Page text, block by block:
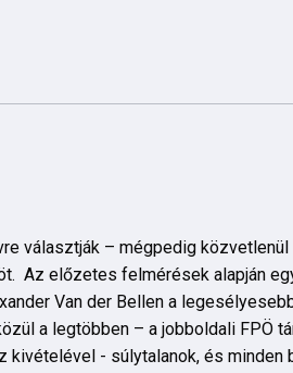
választják – mégpedig
Az előzetes felmérések alapján
Van der Bellen a
a legtöbben – a jobboldali FPÖ
kivételével - súlytalanok, és minden